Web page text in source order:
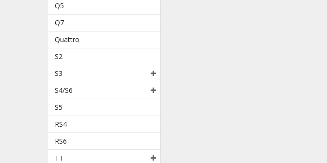
Q5
Q7
Quattro
S2
S3
S4/S6
S5
RS4
RS6
TT